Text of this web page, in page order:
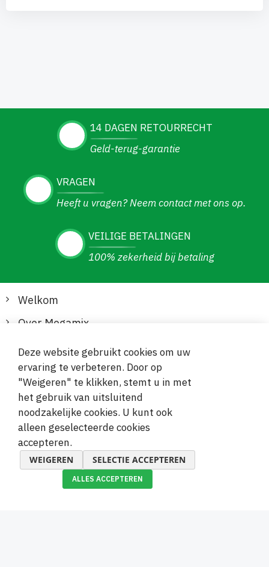
14 DAGEN RETOURRECHT
Geld-terug-garantie
VRAGEN
Heeft u vragen? Neem contact met ons op.
VEILIGE BETALINGEN
100% zekerheid bij betaling
Welkom
Over Megamix
Informatie
Klantenservice
Veilige en gemakkelijke betalingen
Deze website gebruikt cookies om uw
ervaring te verbeteren. Door op
"Weigeren" te klikken, stemt u in met
het gebruik van uitsluitend
noodzakelijke cookies. U kunt ook
alleen geselecteerde cookies
accepteren.
WEIGEREN SELECTIE ACCEPTEREN
ALLES ACCEPTEREN